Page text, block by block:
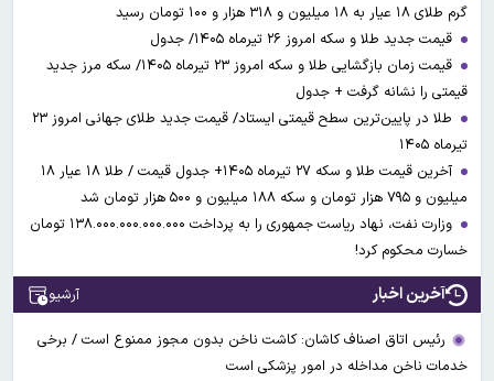
گرم طلای ۱۸ عیار به ۱۸ میلیون و ۳۱۸ هزار و ۱۰۰ تومان رسید
قیمت جدید طلا و سکه امروز ۲۶ تیرماه ۱۴۰۵/ جدول
قیمت زمان بازگشایی طلا و سکه امروز ۲۳ تیرماه ۱۴۰۵/ سکه مرز جدید
قیمتی را نشانه گرفت + جدول
طلا در پایین‌ترین سطح قیمتی ایستاد/ قیمت جدید طلای جهانی امروز ۲۳
تیرماه ۱۴۰۵
آخرین قیمت طلا و سکه ۲۷ تیرماه ۱۴۰۵+ جدول قیمت / طلا ۱۸ عیار ۱۸
میلیون و ۷۹۵ هزار تومان و سکه ۱۸۸ میلیون و ۵۰۰ هزار تومان شد
وزارت نفت، نهاد ریاست جمهوری را به پرداخت ۱۳۸.۰۰۰.۰۰۰.۰۰۰.۰۰۰ تومان
خسارت محکوم کرد!
آخرین اخبار آرشیو
رئیس اتاق اصناف کاشان: کاشت ناخن بدون مجوز ممنوع است / برخی
خدمات ناخن مداخله در امور پزشکی است